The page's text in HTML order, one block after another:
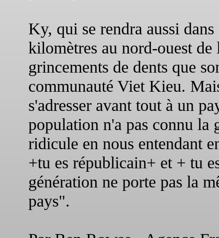
Ky, qui se rendra aussi
kilomètres au nord-ouest
grincements de dents que
communauté Viet Kieu.
s'adresser avant tout à un
population n'a pas connu la
ridicule en nous entendant
+tu es républicain+ et + tu
génération ne porte pas la
pays".